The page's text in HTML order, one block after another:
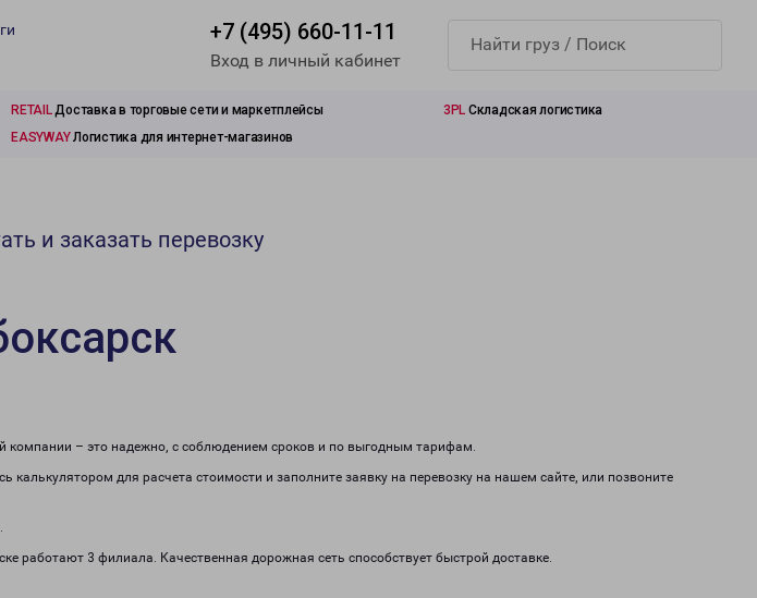
+7 (495) 660-11-11
Вход в личный кабинет
RETAILДоставка в торговые сети и маркетплейсы 3PL Складская логистика
EASYWAYЛогистика для интернет-магазинов
и заказать перевозку
компании – это надежно, с соблюдением сроков и по выгодным тарифам.
калькулятором для расчета стоимости и заполните заявку на перевозку на нашем сайте, или позвоните
работают 3 филиала. Качественная дорожная сеть способствует быстрой доставке.